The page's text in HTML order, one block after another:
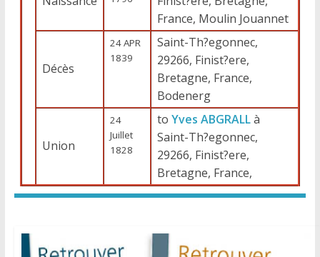
France, Moulin Jouannet
Décès
24 APR
1839
Saint-Th?egonnec,
29266, Finist?ere,
Bretagne, France,
Bodenerg
Union
24
Juillet
1828
to Yves ABGRALLà
Saint-Th?egonnec,
29266, Finist?ere,
Bretagne, France,